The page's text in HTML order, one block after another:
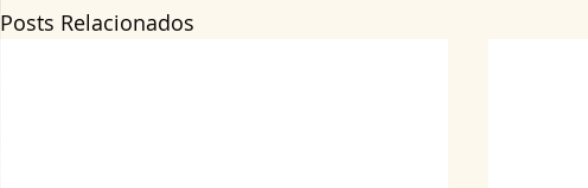
Posts Relacionados